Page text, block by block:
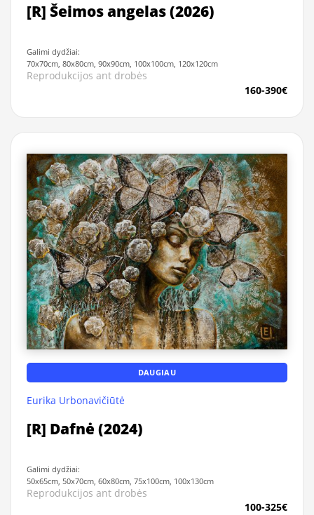
[R] Šeimos angelas (2026)
Galimi dydžiai:
70x70cm, 80x80cm, 90x90cm, 100x100cm, 120x120cm
Reprodukcijos ant drobės
160-390€
DAUGIAU
Eurika Urbonavičiūtė
[R] Dafnė (2024)
Galimi dydžiai:
50x65cm, 50x70cm, 60x80cm, 75x100cm, 100x130cm
Reprodukcijos ant drobės
100-325€